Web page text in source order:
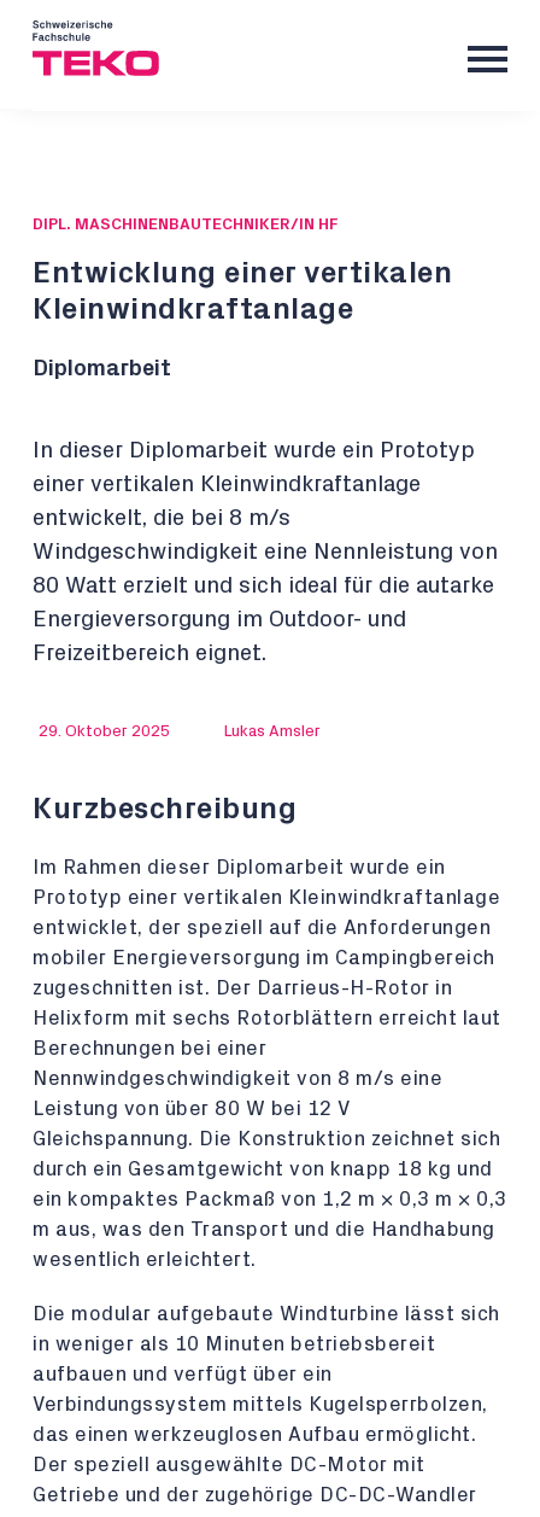
DIPL. MASCHINENBAUTECHNIKER/IN HF
Entwicklung einer vertikalen
Kleinwindkraftanlage
Diplomarbeit
In dieser Diplomarbeit wurde ein Prototyp
einer vertikalen Kleinwindkraftanlage
entwickelt, die bei 8 m/s
Windgeschwindigkeit eine Nennleistung von
80 Watt erzielt und sich ideal für die autarke
Energieversorgung im Outdoor- und
Freizeitbereich eignet.
29. Oktober 2025 Lukas Amsler
Kurzbeschreibung
Im Rahmen dieser Diplomarbeit wurde ein
Prototyp einer vertikalen Kleinwindkraftanlage
entwicklet, der speziell auf die Anforderungen
mobiler Energieversorgung im Campingbereich
zugeschnitten ist. Der Darrieus-H-Rotor in
Helixform mit sechs Rotorblättern erreicht laut
Berechnungen bei einer
Nennwindgeschwindigkeit von 8 m/s eine
Leistung von über 80 W bei 12 V
Gleichspannung. Die Konstruktion zeichnet sich
durch ein Gesamtgewicht von knapp 18 kg und
ein kompaktes Packmaß von 1,2 m × 0,3 m × 0,3
m aus, was den Transport und die Handhabung
wesentlich erleichtert.
Die modular aufgebaute Windturbine lässt sich
in weniger als 10 Minuten betriebsbereit
aufbauen und verfügt über ein
Verbindungssystem mittels Kugelsperrbolzen,
das einen werkzeuglosen Aufbau ermöglicht.
Der speziell ausgewählte DC-Motor mit
Getriebe und der zugehörige DC-DC-Wandler